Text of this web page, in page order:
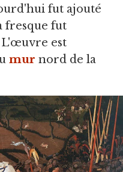
fut ajouté
fresque fut
est
mur nord de la